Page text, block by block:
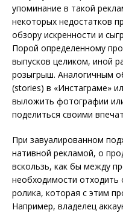
упоминание в такой
некоторых недостатков
обзору искренности и
Порой определенному
выпусков целиком, иной
розыгрыш. Аналогичным
(stories) в «Инстаграме»
выложить фотографии
поделиться своими
При завуалированном
нативной рекламой, о
вскользь, как бы между
необходимости
ролика, которая с этим
Например, владелец